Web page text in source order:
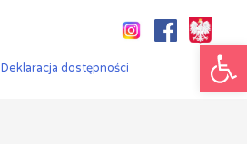
Deklaracja dostępności